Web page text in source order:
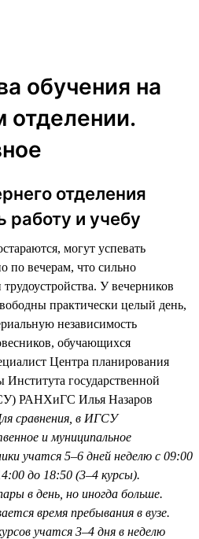
обучения на
отделении.
отделения
работу и учебу
могут успевать
по вечерам, что сильно
У вечерников
практически целый день,
независимость
обучающихся
Центра планирования
Института государственной
РАНХиГС Илья Назаров
сравнения, в ИГСУ
и муниципальное
учатся 5–6 дней неделю с 09:00
до 18:50 (3–4 курсы).
в день, но иногда больше.
время пребывания в вузе.
учатся 3–4 дня в неделю